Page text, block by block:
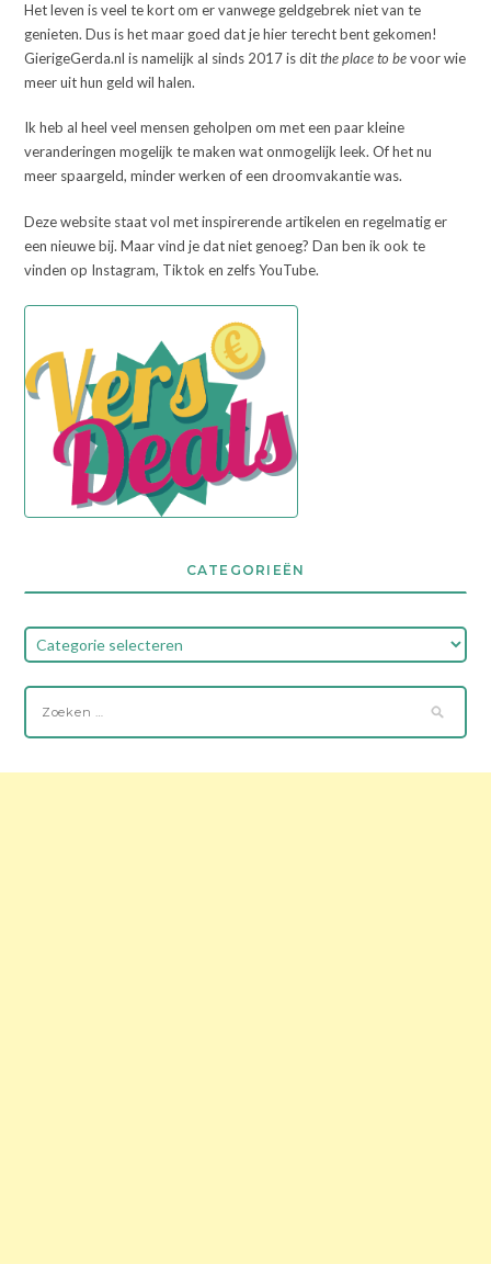
Het leven is veel te kort om er vanwege geldgebrek niet van te
genieten. Dus is het maar goed dat je hier terecht bent gekomen!
GierigeGerda.nl is namelijk al sinds 2017 is ditthe place to bevoor wie
meer uit hun geld wil halen.
Ik heb al heel veel mensen geholpen om met een paar kleine
veranderingen mogelijk te maken wat onmogelijk leek. Of het nu
meer spaargeld, minder werken of een droomvakantie was.
Deze website staat vol met inspirerende artikelen en regelmatig er
een nieuwe bij. Maar vind je dat niet genoeg? Dan ben ik ook te
vinden op Instagram, Tiktok en zelfs YouTube.
CATEGORIEËN